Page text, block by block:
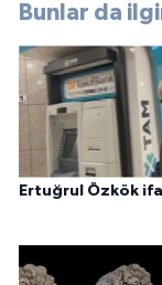
Bunlar da
Ertuğrul Özkök